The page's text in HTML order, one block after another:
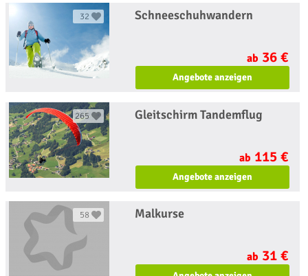
32 Schneeschuhwandern
ab 36 €
Angebote anzeigen
265 Gleitschirm Tandemflug
ab 115 €
Angebote anzeigen
58 Malkurse
ab 31 €